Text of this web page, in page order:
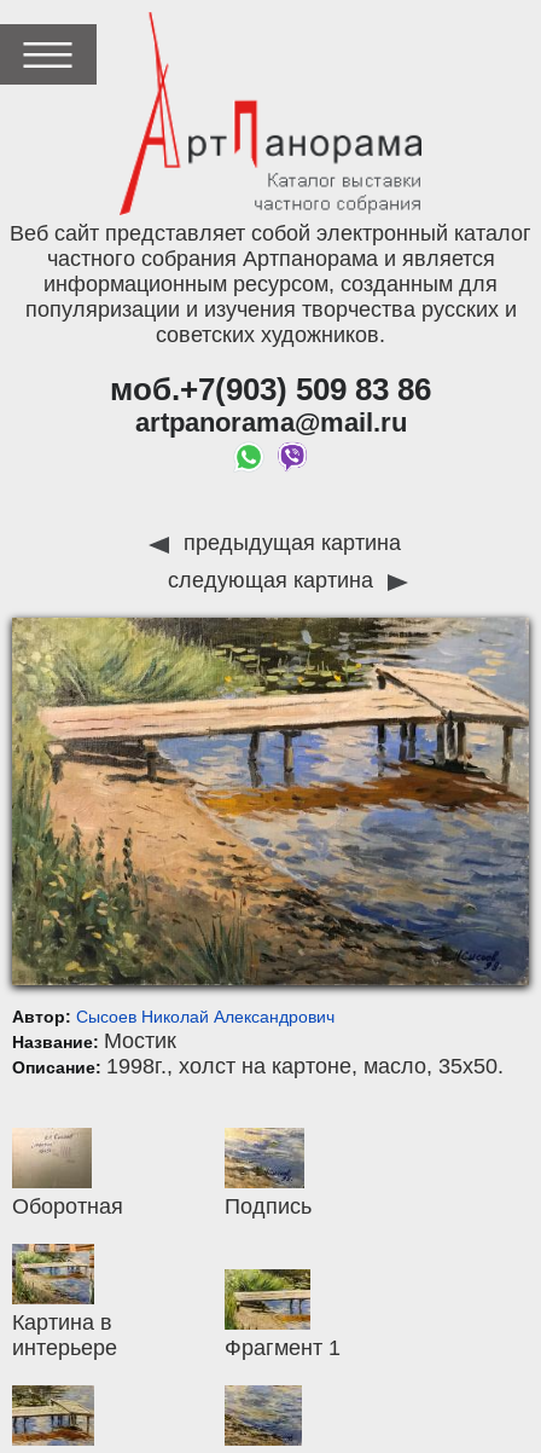
Веб сайт представляет собой электронный каталог
частного собрания Артпанорама и является
информационным ресурсом, созданным для
популяризации и изучения творчества русских и
советских художников.
моб.+7(903) 509 83 86
artpanorama@mail.ru
предыдущая картина
следующая картина
Автор: Сысоев Николай Александрович
Название: Мостик
Описание: 1998г., холст на картоне, масло, 35x50.
Оборотная Подпись
Картина в
интерьере
Фрагмент 1